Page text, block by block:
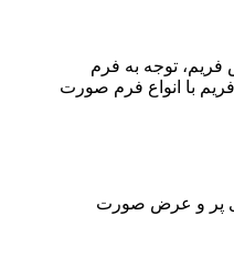
فریم، توجه به فرم
با انواع فرم صورت
پر و عرض صورت